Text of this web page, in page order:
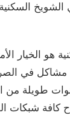
السكنية
هو الخيار
مشاكل في
طويلة من
كافة